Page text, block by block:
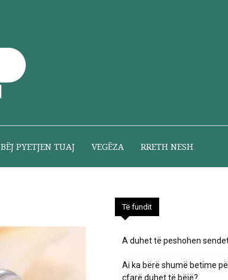
BËJ PYETJEN TUAJ VEGËZA RRETH NESH
Të fundit
A duhet të peshohen
Ai ka bërë shumë betime
çfarë duhet të bëjë?